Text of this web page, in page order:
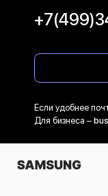
Если удобнее
Для бизнеса –